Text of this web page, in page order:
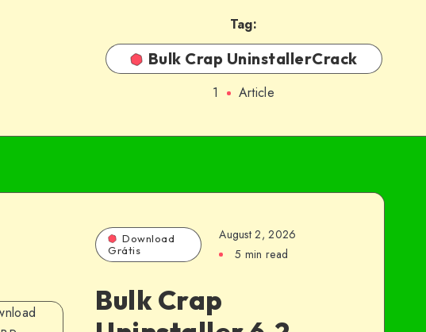
Tag:
Bulk Crap UninstallerCrack
1 Article
Download
Grátis
August 2, 2026
5 min read
Bulk Crap